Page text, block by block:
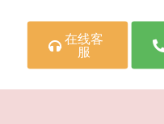
在线客
服